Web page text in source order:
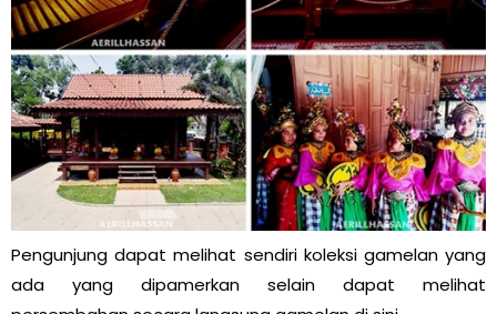
Pengunjung dapat melihat sendiri koleksi gamelan yang
ada yang dipamerkan selain dapat melihat